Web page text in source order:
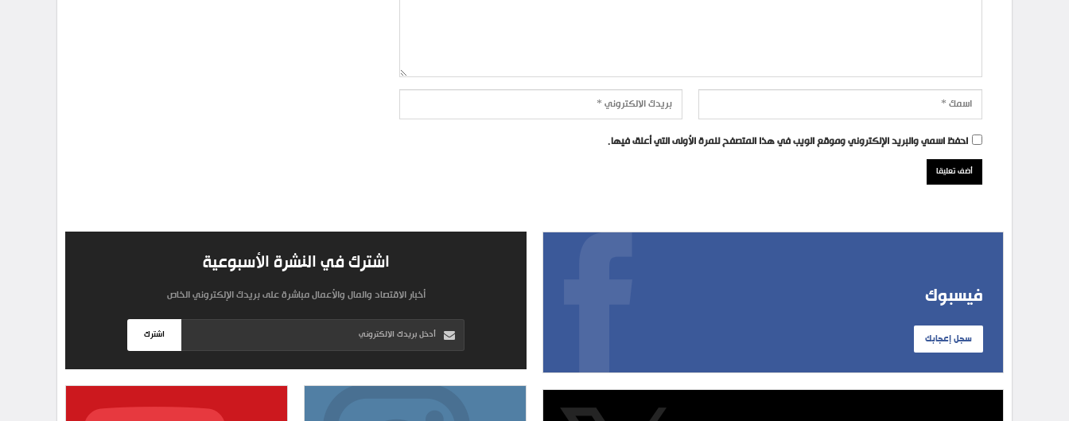
احفظ اسمي والبريد الإلكتروني وموقع الويب في هذا المتصفح للمرة الأولى التي أعلق فيها.
فيسبوك
سجل إعجابك
اشترك في النشرة الأسبوعية
أخبار الاقتصاد والمال والأعمال مباشرة على بريدك الإلكتروني الخاص
اشترك